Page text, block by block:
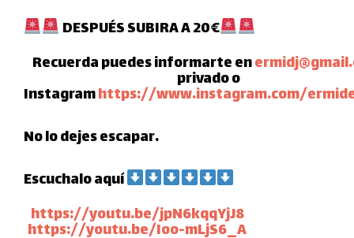
DESPUÉS SUBIRA A 20€
Recuerda puedes informarte en
privado o
Instagramhttps://www.instagram.com/
No lo dejes escapar.
Escuchalo aquí
https://youtu.be/jpN6kqqYjJ8
https://youtu.be/Ioo-mLjS6_A